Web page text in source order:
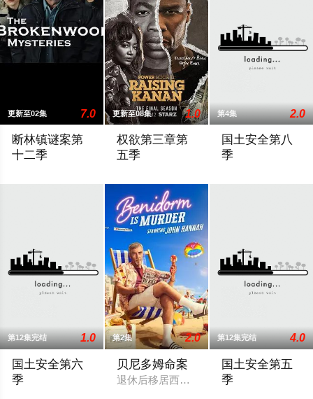
更新至02集 7.0
断林镇谜案第
十二季
更新至08集 1.0
权欲第三章第
五季
第4集 2.0
国土安全第八
季
第12集完结 1.0
国土安全第六
季
第2集 2.0
贝尼多姆命案
退休后移居西班牙贝尼多姆经营酒吧的英
第12集完结 4.0
国土安全第五
季